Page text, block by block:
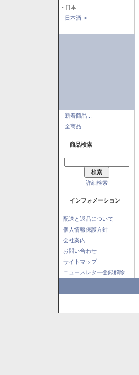
- 日本
日本酒->
新着商品...
全商品...
商品検索
詳細検索
インフォメーション
配送と返品について
個人情報保護方針
会社案内
お問い合わせ
サイトマップ
ニュースレター登録解除